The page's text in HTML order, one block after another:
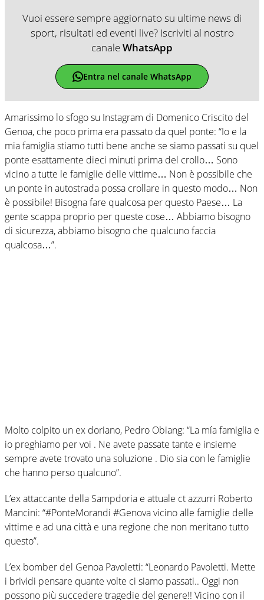
Vuoi essere sempre aggiornato su ultime news di
sport, risultati ed eventi live? Iscriviti al nostro
canaleWhatsApp
Entra nel canale WhatsApp
Amarissimo lo sfogo su Instagram di Domenico Criscito del
Genoa, che poco prima era passato da quel ponte: “Io e la
mia famiglia stiamo tutti bene anche se siamo passati su quel
ponte esattamente dieci minuti prima del crollo… Sono
vicino a tutte le famiglie delle vittime… Non è possibile che
un ponte in autostrada possa crollare in questo modo… Non
è possibile! Bisogna fare qualcosa per questo Paese… La
gente scappa proprio per queste cose… Abbiamo bisogno
di sicurezza, abbiamo bisogno che qualcuno faccia
qualcosa…”.
Molto colpito un ex doriano, Pedro Obiang: “La mía famiglia e
io preghiamo per voi . Ne avete passate tante e insieme
sempre avete trovato una soluzione . Dio sia con le famiglie
che hanno perso qualcuno”.
L’ex attaccante della Sampdoria e attuale ct azzurri Roberto
Mancini: “#PonteMorandi #Genova vicino alle famiglie delle
vittime e ad una città e una regione che non meritano tutto
questo”.
L’ex bomber del Genoa Pavoletti: “Leonardo Pavoletti. Mette
i brividi pensare quante volte ci siamo passati.. Oggi non
possono più succedere tragedie del genere!! Vicino con il